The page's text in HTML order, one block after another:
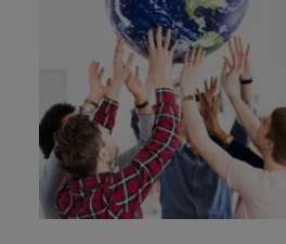
ESPACE CLIENT